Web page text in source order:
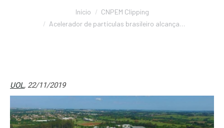
Início
CNPEM Clipping
Acelerador de partículas brasileiro alcança…
UOL, 22/11/2019